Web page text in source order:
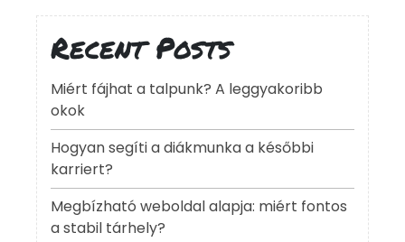
Recent Posts
Miért fájhat a talpunk? A leggyakoribb
okok
Hogyan segíti a diákmunka a későbbi
karriert?
Megbízható weboldal alapja: miért fontos
a stabil tárhely?